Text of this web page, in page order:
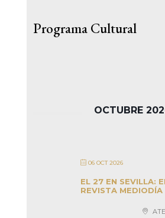
Programa Cultural
OCTUBRE
06 OCT 2026
EL 27 EN SEVILLA:
REVISTA MEDIODÍA